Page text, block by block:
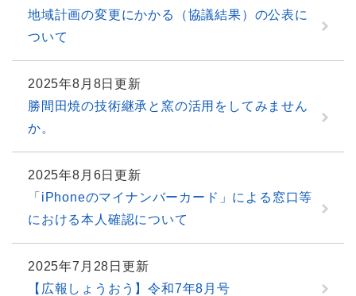
地域計画の変更にかかる（協議結果）の公表に
ついて
2025年8月8日更新
勝間田焼の技術継承と窯の活用をしてみません
か。
2025年8月6日更新
「iPhoneのマイナンバーカード」による窓口等
における本人確認について
2025年7月28日更新
【広報しょうおう】令和7年8月号